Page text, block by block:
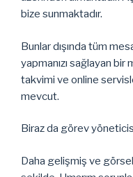
bize sunmaktadır.
Bunlar dışında tüm
yapmanızı sağlayan bir
takvimi ve online
mevcut.
Biraz da görev
Daha gelişmiş ve